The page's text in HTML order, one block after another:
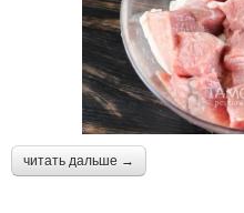
читать дальше →